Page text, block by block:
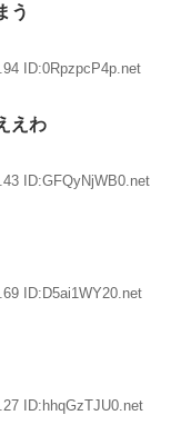
う
ID:0RpzpcP4p.net
えわ
ID:GFQyNjWB0.net
ID:D5ai1WY20.net
ID:hhqGzTJU0.net